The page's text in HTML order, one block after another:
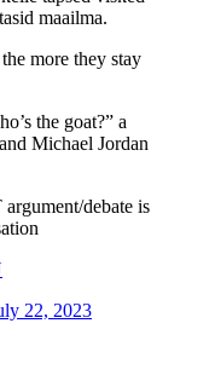
maailma.
more they stay
the goat?” a
Michael Jordan
debate is
22, 2023